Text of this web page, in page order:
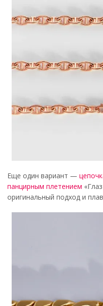
Еще один вариант —
панцирным плетением
оригинальный подход и